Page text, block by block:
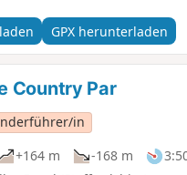
GPX herunterladen
Country Par
in
+164 m -168 m